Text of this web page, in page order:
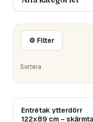
⚙ Filter
Sortera
Entrétak ytterdörr
122x89 cm –